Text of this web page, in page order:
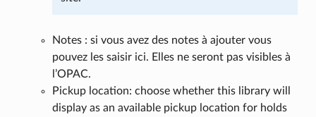
Notes : si vous avez des notes à ajouter vous
pouvez les saisir ici. Elles ne seront pas visibles à
l’OPAC.
Pickup location: choose whether this library will
display as an available pickup location for holds